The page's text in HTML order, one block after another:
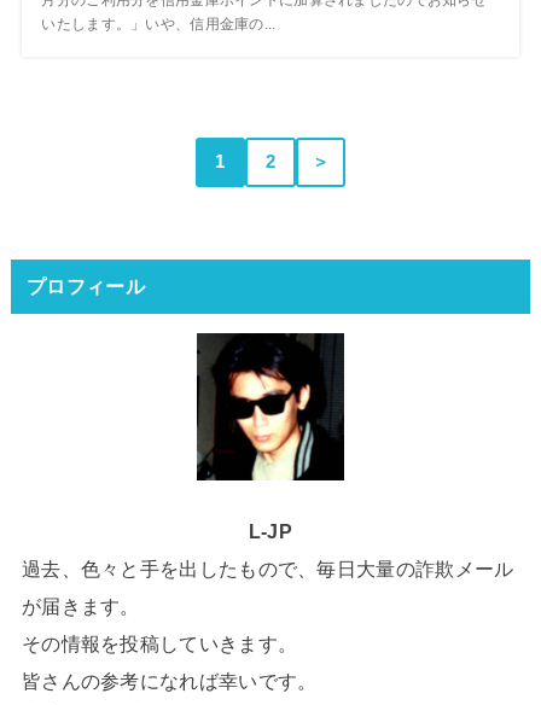
いたします。」いや、信用金庫の...
1 2 ＞
プロフィール
L-JP
過去、色々と手を出したもので、毎日大量の詐欺メール
が届きます。
その情報を投稿していきます。
皆さんの参考になれば幸いです。